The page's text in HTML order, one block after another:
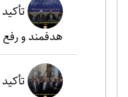
هدفمند و